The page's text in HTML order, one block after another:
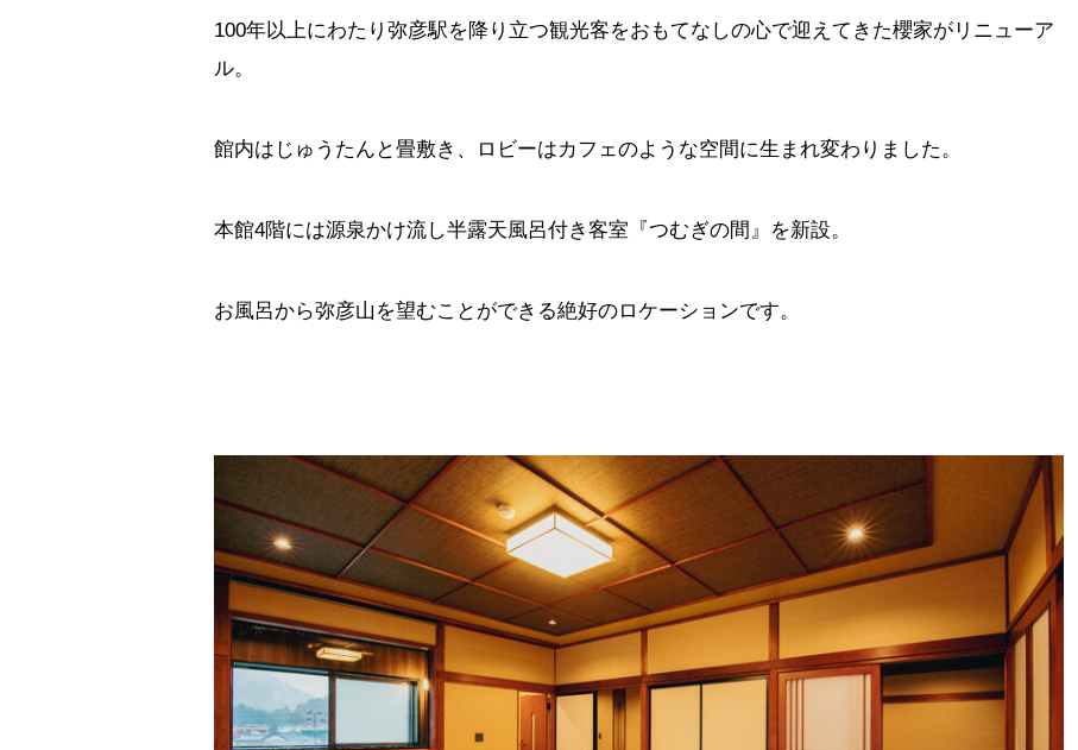
100年以上にわたり弥彦駅を降り立つ観光客をおもてなしの心で迎えてきた櫻家がリニューア
ル。
館内はじゅうたんと畳敷き、ロビーはカフェのような空間に生まれ変わりました。
本館4階には源泉かけ流し半露天風呂付き客室『つむぎの間』を新設。
お風呂から弥彦山を望むことができる絶好のロケーションです。